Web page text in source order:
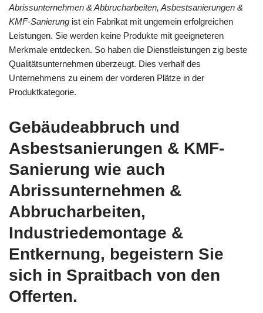
Abrissunternehmen & Abbrucharbeiten, Asbestsanierungen &
KMF-Sanierung ist ein Fabrikat mit ungemein erfolgreichen
Leistungen. Sie werden keine Produkte mit geeigneteren
Merkmale entdecken. So haben die Dienstleistungen zig beste
Qualitätsunternehmen überzeugt. Dies verhalf des
Unternehmens zu einem der vorderen Plätze in der
Produktkategorie.
Gebäudeabbruch und
Asbestsanierungen & KMF-
Sanierung wie auch
Abrissunternehmen &
Abbrucharbeiten,
Industriedemontage &
Entkernung, begeistern Sie
sich in Spraitbach von den
Offerten.